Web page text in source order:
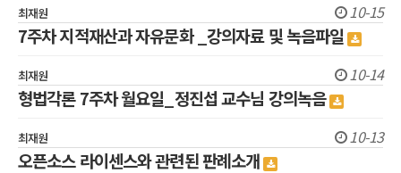
최재원 10-15
7주차 지적재산과 자유문화 _강의자료 및 녹음파일
최재원 10-14
형법각론 7주차 월요일_정진섭 교수님 강의녹음
최재원 10-13
오픈소스 라이센스와 관련된 판례소개